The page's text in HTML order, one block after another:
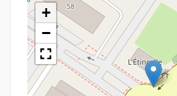
+
−